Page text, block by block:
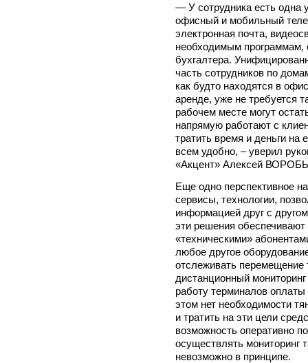
— У сотрудника есть одна
офисный и мобильный
электронная почта,
необходимым программам,
бухгалтера.
часть сотрудников по
как будто находятся в
аренде, уже не требуется
рабочем месте могут
напрямую работают с
тратить время и деньги
всем удобно, – уверил
«Акцент» Алексей
Еще одно перспективное
сервисы, технологии,
информацией друг с
эти решения
«техническими»
любое другое
отслеживать перемещение
дистанционный
работу терминалов
этом нет необходимости
и тратить на эти цели
возможность оперативно
осуществлять мониторинг
невозможно в принципе.